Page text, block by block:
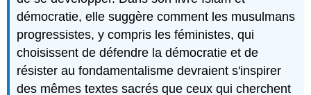
démocratie, elle suggère comment les musulmans
progressistes, y compris les féministes, qui
choisissent de défendre la démocratie et de
résister au fondamentalisme devraient s'inspirer
des mêmes textes sacrés que ceux qui cherchent